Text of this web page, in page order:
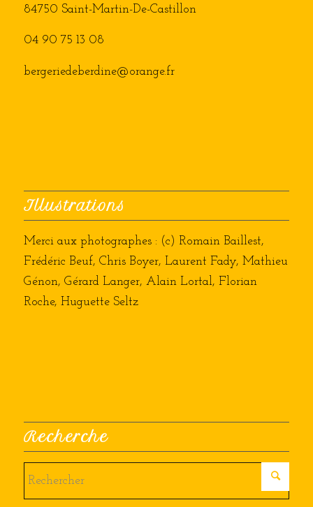
84750 Saint-Martin-De-Castillon
04 90 75 13 08
bergeriedeberdine@orange.fr
Illustrations
Merci aux photographes : (c) Romain Baillest,
Frédéric Beuf, Chris Boyer, Laurent Fady, Mathieu
Génon, Gérard Langer, Alain Lortal, Florian
Roche, Huguette Seltz
Recherche